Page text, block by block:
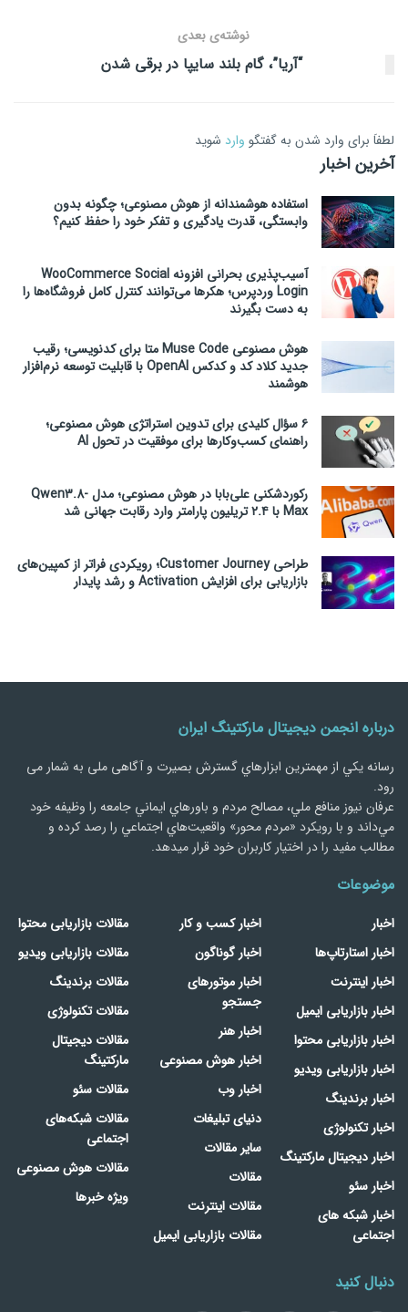
نوشته‌ی بعدی
“آریا”، گام بلند سایپا در برقی شدن
لطفاَ برای وارد شدن به گفتگو وارد شوید
آخرین اخبار
استفاده هوشمندانه از هوش مصنوعی؛ چگونه بدون
وابستگی، قدرت یادگیری و تفکر خود را حفظ کنیم؟
آسیب‌پذیری بحرانی افزونه WooCommerce Social
Login وردپرس؛ هکرها می‌توانند کنترل کامل فروشگاه‌ها را
به دست بگیرند
هوش مصنوعی Muse Code متا برای کدنویسی؛ رقیب
جدید کلاد کد و کدکس OpenAI با قابلیت توسعه نرم‌افزار
هوشمند
۶ سؤال کلیدی برای تدوین استراتژی هوش مصنوعی؛
راهنمای کسب‌وکارها برای موفقیت در تحول AI
رکوردشکنی علی‌بابا در هوش مصنوعی؛ مدل Qwen3.8-
Max با ۲.۴ تریلیون پارامتر وارد رقابت جهانی شد
طراحی Customer Journey؛ رویکردی فراتر از کمپین‌های
بازاریابی برای افزایش Activation و رشد پایدار
درباره انجمن دیجیتال مارکتینگ ایران
رسانه يكي از مهمترین ابزارهاي گسترش بصیرت و آگاهی ملی به شمار می
رود.
عرفان نیوز منافع ملي، مصالح مردم و باورهاي ايماني جامعه را وظيفه خود
مي‌داند و با رويكرد «مردم‌ محور» واقعيت‌هاي اجتماعي را رصد کرده و
مطالب مفید را در اختیار کاربران خود قرار میدهد.
موضوعات
اخبار
اخبار استارتاپ‌ها
اخبار اینترنت
اخبار بازاریابی ایمیل
اخبار بازاریابی محتوا
اخبار بازاریابی ویدیو
اخبار برندینگ
اخبار تکنولوژی
اخبار دیجیتال مارکتینگ
اخبار سئو
اخبار شبکه های
اجتماعی
اخبار کسب و کار
اخبار گوناگون
اخبار موتورهای
جستجو
اخبار هنر
اخبار هوش مصنوعی
اخبار وب
دنیای تبلیغات
سایر مقالات
مقالات
مقالات اینترنت
مقالات بازاریابی ایمیل
مقالات بازاریابی محتوا
مقالات بازاریابی ویدیو
مقالات برندینگ
مقالات تکنولوژی
مقالات دیجیتال
مارکتینگ
مقالات سئو
مقالات شبکه‌های
اجتماعی
مقالات هوش مصنوعی
ویژه خبرها
دنبال کنید